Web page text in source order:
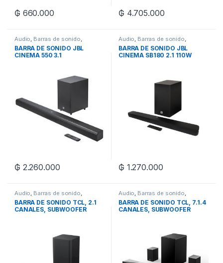
₲ 660.000 ₲ 4.705.000
Audio, Barras de sonido,
Electrónica
BARRA DE SONIDO JBL
CINEMA 550 3.1
₲ 2.260.000
Audio, Barras de sonido,
Electrónica
BARRA DE SONIDO JBL
CINEMA SB180 2.1 110W
₲ 1.270.000
Audio Barras de sonido
Electrónica
BARRA DE SONIDO TCL, 2.1
CANALES, SUBWOOFER
Audio Barras de sonido
Electrónica
BARRA DE SONIDO TCL, 7.1.4
CANALES, SUBWOOFER